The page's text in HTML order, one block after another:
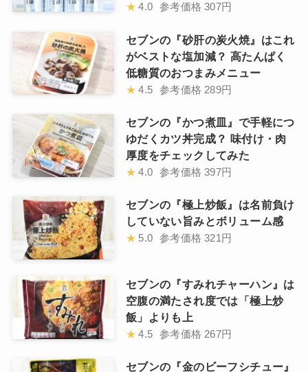
★ 4.0 参考価格 307円
セブンの『砂肝の炭火焼』はこれ
がベストな塩加減？ 高たんぱく
低糖質のおつまみメニュー
★ 4.5 参考価格 289円
セブンの『かつ煮皿』で手軽につ
ゆだくカツ丼完成？ 味付け・肉
厚度をチェックしてみた
★ 4.0 参考価格 397円
セブンの『極上炒飯』は名前負け
していない旨みとボリューム感
★ 5.0 参考価格 321円
セブンの『すみれチャーハン』は
空腹の満たされ度では「極上炒
飯」よりも上
★ 4.5 参考価格 267円
セブンの『金のビーフシチュー』